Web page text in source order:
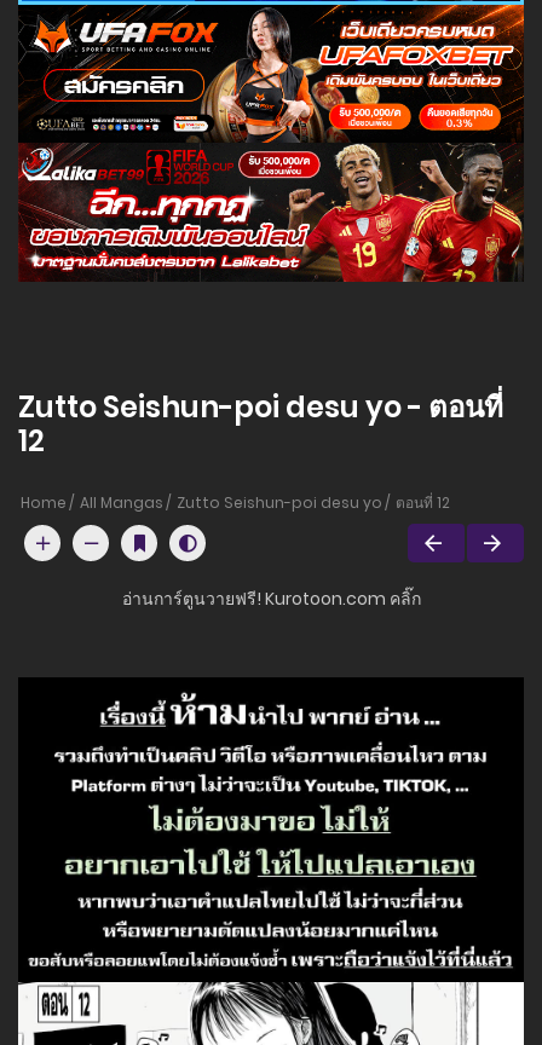
Zutto Seishun-poi desu yo - ตอนที่
12
Home All Mangas Zutto Seishun-poi desu yo ตอนที่ 12
อ่านการ์ตูนวายฟรี! Kurotoon.com คลิ๊ก